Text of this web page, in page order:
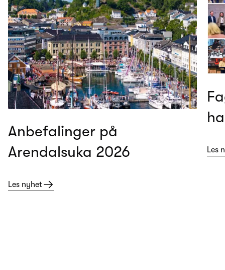
Anbefalinger på
Arendalsuka 2026
Les nyhet
Les